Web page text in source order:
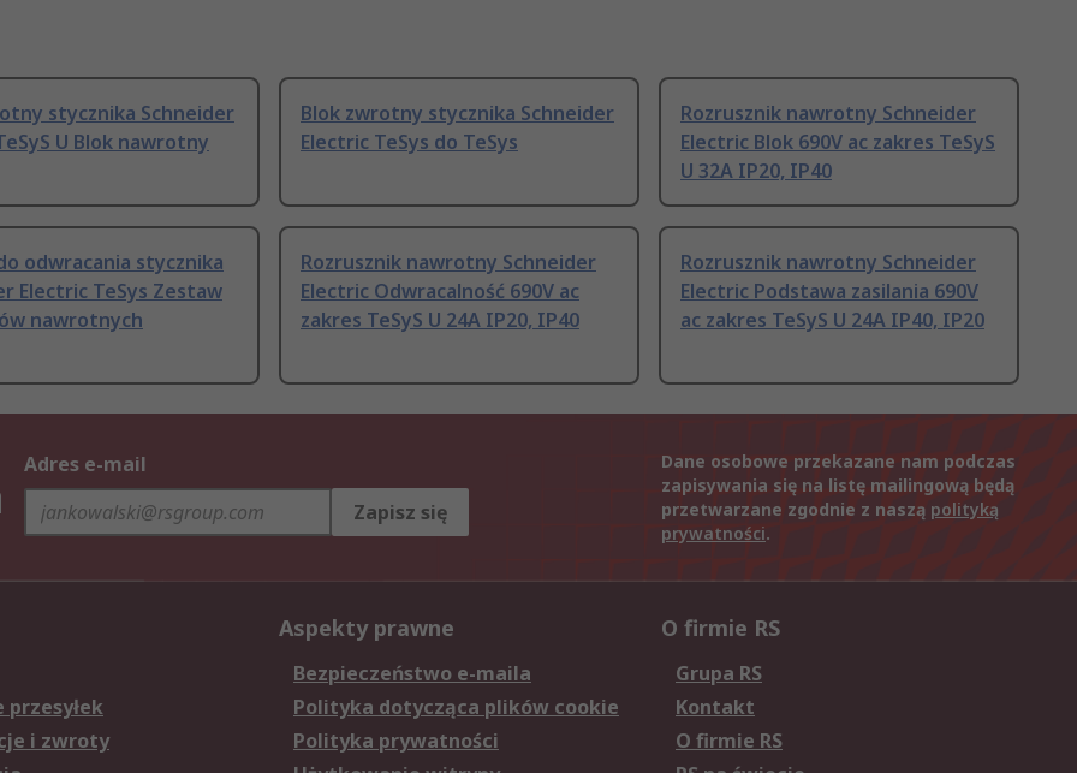
stycznika Schneider
U Blok nawrotny
Blok zwrotny stycznika Schneider
Electric TeSys do TeSys
Rozrusznik nawrotny Schneider
Electric Blok 690V ac zakres TeSyS
U 32A IP20, IP40
odwracania stycznika
Electric TeSys Zestaw
nawrotnych
Rozrusznik nawrotny Schneider
Electric Odwracalność 690V ac
zakres TeSyS U 24A IP20, IP40
Rozrusznik nawrotny Schneider
Electric Podstawa zasilania 690V
ac zakres TeSyS U 24A IP40, IP20
Adres e-mail
Zapisz się
Dane osobowe przekazane nam podczas
zapisywania się na listę mailingową będą
przetwarzane zgodnie z naszą polityką
prywatności.
przesyłek
i zwroty
Aspekty prawne
Bezpieczeństwo e-maila
Polityka dotycząca plików cookie
Polityka prywatności
O firmie RS
Grupa RS
Kontakt
O firmie RS